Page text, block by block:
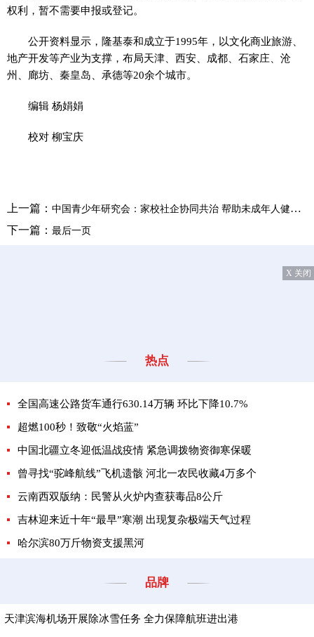
权利，暂不需要申报或登记。
公开资料显示，隆基泰和成立于1995年，以文化商业旅游、
地产开发等产业为支撑，布局天津、西安、成都、石家庄、沧
州、廊坊、秦皇岛、承德等20余个城市。
编辑 杨娟娟
校对 柳宝庆
上一篇： 中国青少年研究会：家校社企协同共治 帮助未成年人健康用网
下一篇： 最后一页
X 关闭
热点
全国高速公路货车通行630.14万辆 环比下降10.7%
超燃100秒！致敬“火焰蓝”
中国北疆立冬迎低温战疫情 紧急调拨物资御寒保暖
曾寻找“驼峰航线”飞机遗骸 河北一农民收藏4万多个
云南西双版纳：民警从火炉内查获毒品8公斤
吉林迎来近十年“最早”寒潮 出现复杂极端天气过程
哈尔滨80万斤物资支援黑河
品牌
天津滨海机场开展除冰雪任务 全力保障航班进出港